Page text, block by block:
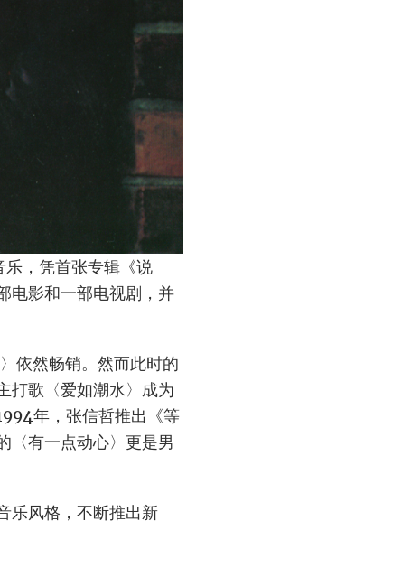
，凭首张专辑《说
电影和一部电视剧，并
依然畅销。然而此时的
打歌〈爱如潮水〉成为
年，张信哲推出《等
〈有一点动心〉更是男
乐风格，不断推出新